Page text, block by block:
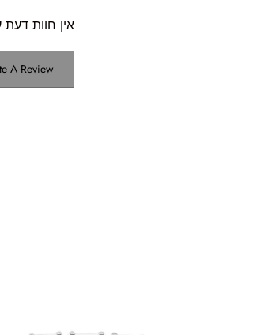
אין חוות דעת
A Review